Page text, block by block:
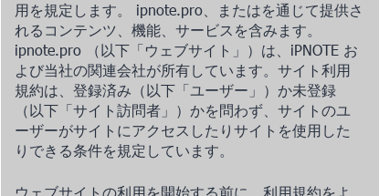
用を規定します。 ipnote.pro 、またはを通じて提供さ
れるコンテンツ、機能、サービスを含みます。
ipnote.pro （以下「ウェブサイト」）は、iPNOTE お
よび当社の関連会社が所有しています。サイト利用
規約は、登録済み（以下「ユーザー」）か未登録
（以下「サイト訪問者」）かを問わず、サイトのユ
ーザーがサイトにアクセスしたりサイトを使用した
りできる条件を規定しています。
ウェブサイトの利用を開始する前に、利用規約をよ